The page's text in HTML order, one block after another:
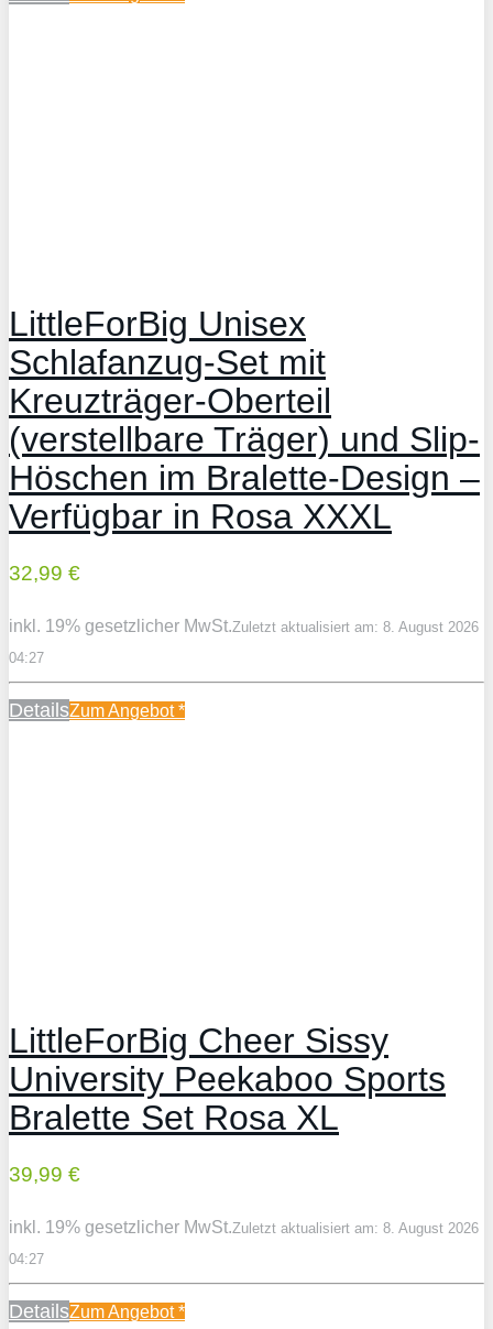
LittleForBig Unisex
Schlafanzug-Set mit
Kreuzträger-Oberteil
(verstellbare Träger) und Slip-
Höschen im Bralette-Design –
Verfügbar in Rosa XXXL
32,99 €
inkl. 19% gesetzlicher MwSt.Zuletzt aktualisiert am: 8. August 2026
04:27
DetailsZum Angebot*
LittleForBig Cheer Sissy
University Peekaboo Sports
Bralette Set Rosa XL
39,99 €
inkl. 19% gesetzlicher MwSt.Zuletzt aktualisiert am: 8. August 2026
04:27
DetailsZum Angebot*